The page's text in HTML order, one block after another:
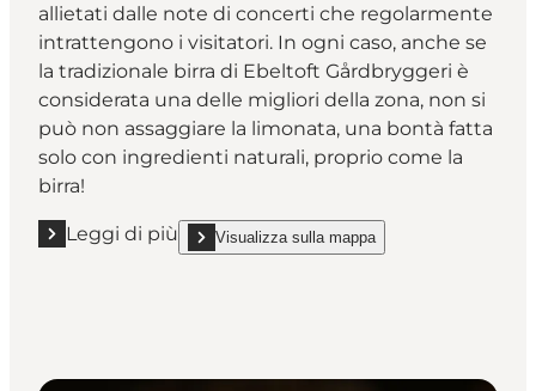
allietati dalle note di concerti che regolarmente
intrattengono i visitatori. In ogni caso, anche se
la tradizionale birra di Ebeltoft Gårdbryggeri è
considerata una delle migliori della zona, non si
può non assaggiare la limonata, una bontà fatta
solo con ingredienti naturali, proprio come la
birra!
Leggi di più
Leggi di più "Ebeltoft Gårdbryggeri"
Visualizza sulla mappa
show Ebeltoft Gårdbryggeri on_map